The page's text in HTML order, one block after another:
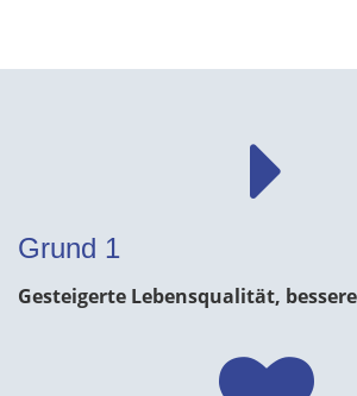
Grund 1
Gesteigerte Lebensqualität,